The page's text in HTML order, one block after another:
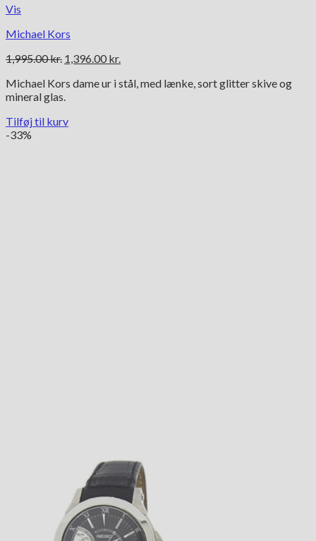
Vis
Michael Kors
1,995.00kr. Den
pris
var:
1,396.00 kr.
pris
Michael Kors dame ur i stål, med lænke, sort glitter skive og
mineral glas.
Tilføj til kurv
-33%